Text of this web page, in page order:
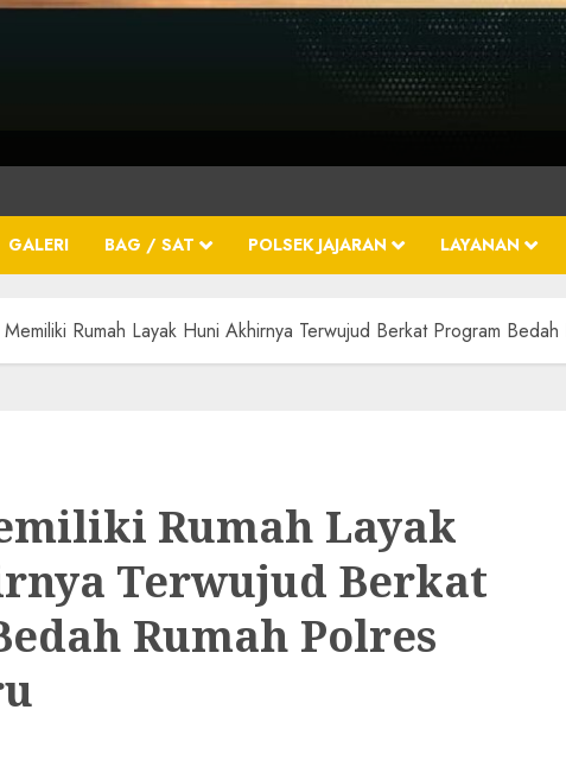
GALERI BAG / SAT POLSEK JAJARAN LAYANAN
Memiliki Rumah Layak Huni Akhirnya Terwujud Berkat Program
Rumah Layak
Terwujud Berkat
Rumah Polres